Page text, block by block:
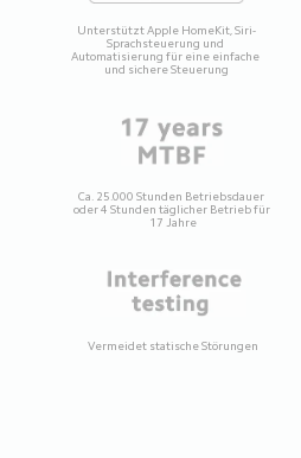
Unterstützt Apple HomeKit, Siri-
Sprachsteuerung und
Automatisierung für eine einfache
und sichere Steuerung
Ca. 25.000 Stunden Betriebsdauer
oder 4 Stunden täglicher Betrieb für
17 Jahre
Vermeidet statische Störungen